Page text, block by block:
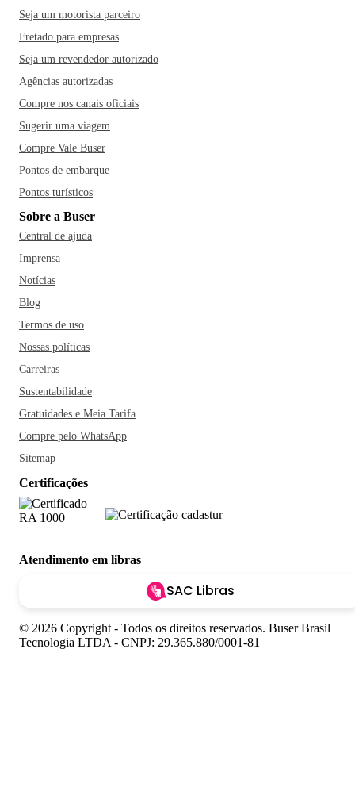
Seja um motorista parceiro
Fretado para empresas
Seja um revendedor autorizado
Agências autorizadas
Compre nos canais oficiais
Sugerir uma viagem
Compre Vale Buser
Pontos de embarque
Pontos turísticos
Sobre a Buser
Central de ajuda
Imprensa
Notícias
Blog
Termos de uso
Nossas políticas
Carreiras
Sustentabilidade
Gratuidades e Meia Tarifa
Compre pelo WhatsApp
Sitemap
Certificações
Atendimento em libras
SAC Libras
© 2026 Copyright - Todos os direitos reservados. Buser Brasil
Tecnologia LTDA - CNPJ: 29.365.880/0001-81